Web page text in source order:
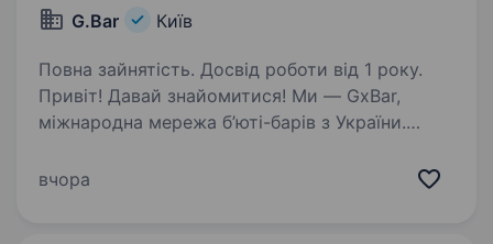
G.Bar Київ
Повна зайнятість. Досвід роботи від 1 року.
Привіт! Давай знайомитися! Ми — GxBar,
міжнародна мережа б’юті-барів з України.
зупинятися не збираємось! Адже наша мета —
вчора